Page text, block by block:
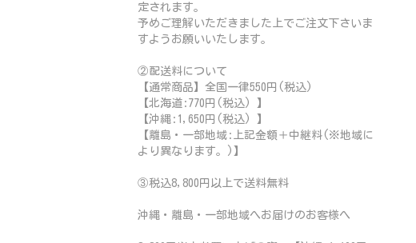
定されます。
予めご理解いただきました上でご注文下さいま
すようお願いいたします。
②配送料について
【通常商品】全国一律550円(税込)
【北海道:770円(税込) 】
【沖縄:1,650円(税込) 】
【離島・一部地域:上記金額＋中継料(※地域に
より異なります。)】
③税込8,800円以上で送料無料
沖縄・離島・一部地域へお届けのお客様へ